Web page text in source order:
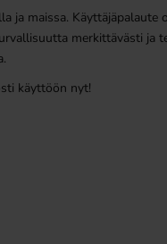
ja maissa. Käyttäjäpalaute
merkittävästi ja
käyttöön nyt!